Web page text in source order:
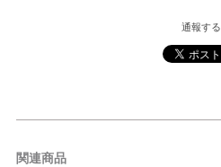
通報する
関連商品